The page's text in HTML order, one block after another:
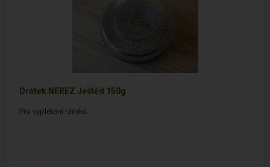
Drátek NEREZ Ještěd 150g
Pro vyplétání rámků.